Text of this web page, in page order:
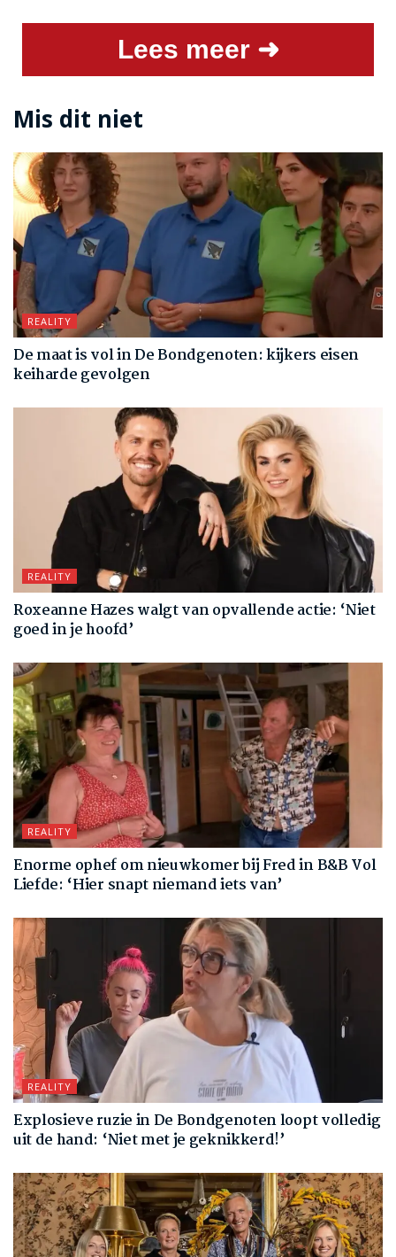
Lees meer ➜
Mis dit niet
REALITY
De maat is vol in De Bondgenoten: kijkers eisen
keiharde gevolgen
REALITY
Roxeanne Hazes walgt van opvallende actie: ‘Niet
goed in je hoofd’
REALITY
Enorme ophef om nieuwkomer bij Fred in B&B Vol
Liefde: ‘Hier snapt niemand iets van’
REALITY
Explosieve ruzie in De Bondgenoten loopt volledig
uit de hand: ‘Niet met je geknikkerd!’